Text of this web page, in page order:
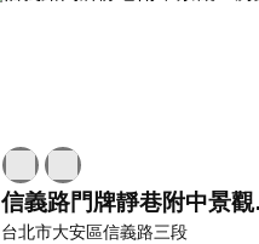
信義
台北市大安區信義路三段